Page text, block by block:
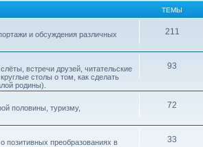
ТЕМЫ
и обсуждения различных
211
встречи друзей, читательские
столы о том, как сделать
родины).
93
половины, туризму,
72
позитивных преобразованиях в
33